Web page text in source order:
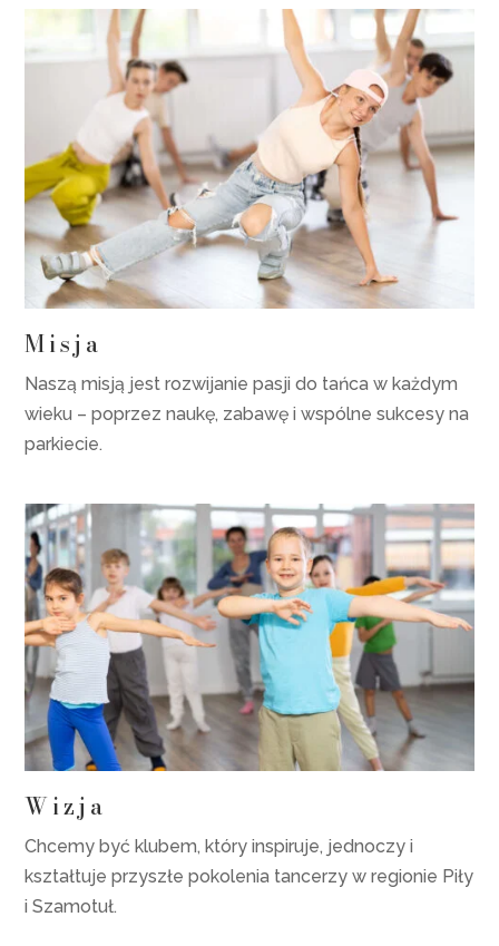
Misja
Naszą misją jest rozwijanie pasji do tańca w każdym
wieku – poprzez naukę, zabawę i wspólne sukcesy na
parkiecie.
Wizja
Chcemy być klubem, który inspiruje, jednoczy i
kształtuje przyszłe pokolenia tancerzy w regionie Piły
i Szamotuł.